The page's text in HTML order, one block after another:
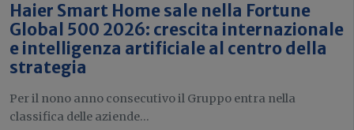
Haier Smart Home sale nella Fortune
Global 500 2026: crescita internazionale
e intelligenza artificiale al centro della
strategia
Per il nono anno consecutivo il Gruppo entra nella
classifica delle aziende...